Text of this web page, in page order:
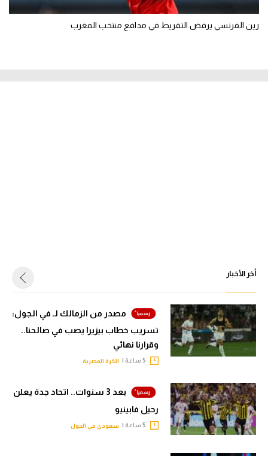
رين الفرنسي يرفض التفريط في مدافع منتخب المغرب
أخر الأخبار
مصدر من الزمالك لـ في الجول:
تسريب خطاب بيزيرا يصب في صالحنا..
وقرارنا نهائي
الكرة المصرية
بعد 3 سنوات.. اتحاد جدة يعلن
رحيل فابينيو
سعودي في الجول